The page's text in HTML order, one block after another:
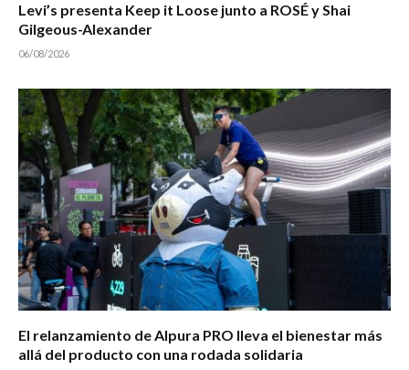
Levi’s presenta Keep it Loose junto a ROSÉ y Shai
Gilgeous-Alexander
06/08/2026
El relanzamiento de Alpura PRO lleva el bienestar más
allá del producto con una rodada solidaria